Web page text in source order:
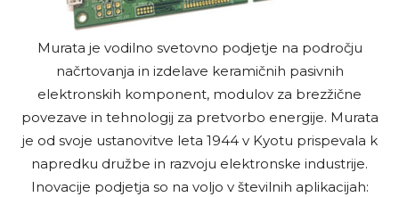
Murata je vodilno svetovno podjetje na področju
načrtovanja in izdelave keramičnih pasivnih
elektronskih komponent, modulov za brezžične
povezave in tehnologij za pretvorbo energije. Murata
je od svoje ustanovitve leta 1944 v Kyotu prispevala k
napredku družbe in razvoju elektronske industrije.
Inovacije podjetja so na voljo v številnih aplikacijah: